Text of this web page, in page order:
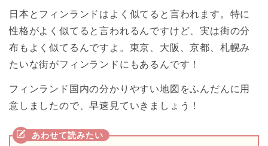
日本とフィンランドはよく似てると言われます。特に
性格がよく似てると言われるんですけど、実は街の分
布もよく似てるんですよ。東京、大阪、京都、札幌み
たいな街がフィンランドにもあるんです！
フィンランド国内の分かりやすい地図をふんだんに用
意しましたので、早速見ていきましょう！